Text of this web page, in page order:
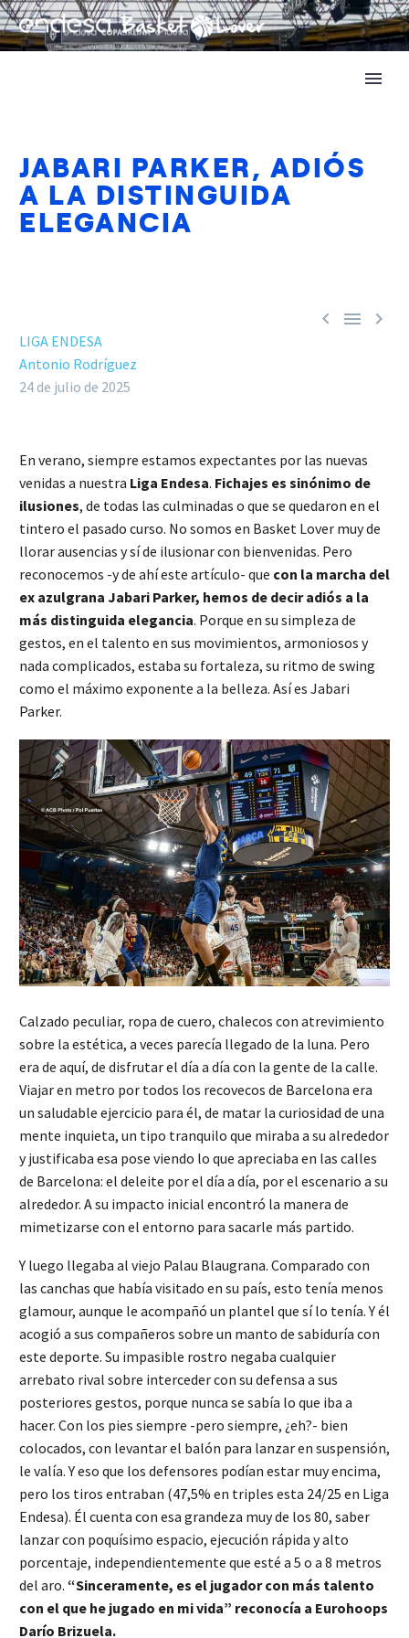
JABARI PARKER, ADIÓS
A LA DISTINGUIDA
ELEGANCIA
  
LIGA ENDESA
Antonio Rodríguez
24 de julio de 2025
En verano, siempre estamos expectantes por las nuevas
venidas a nuestra Liga Endesa. Fichajes es sinónimo de
ilusiones, de todas las culminadas o que se quedaron en el
tintero el pasado curso. No somos en Basket Lover muy de
llorar ausencias y sí de ilusionar con bienvenidas. Pero
reconocemos -y de ahí este artículo- que con la marcha del
ex azulgrana Jabari Parker, hemos de decir adiós a la
más distinguida elegancia. Porque en su simpleza de
gestos, en el talento en sus movimientos, armoniosos y
nada complicados, estaba su fortaleza, su ritmo de swing
como el máximo exponente a la belleza. Así es Jabari
Parker.
Calzado peculiar, ropa de cuero, chalecos con atrevimiento
sobre la estética, a veces parecía llegado de la luna. Pero
era de aquí, de disfrutar el día a día con la gente de la calle.
Viajar en metro por todos los recovecos de Barcelona era
un saludable ejercicio para él, de matar la curiosidad de una
mente inquieta, un tipo tranquilo que miraba a su alrededor
y justificaba esa pose viendo lo que apreciaba en las calles
de Barcelona: el deleite por el día a día, por el escenario a su
alrededor. A su impacto inicial encontró la manera de
mimetizarse con el entorno para sacarle más partido.
Y luego llegaba al viejo Palau Blaugrana. Comparado con
las canchas que había visitado en su país, esto tenía menos
glamour, aunque le acompañó un plantel que sí lo tenía. Y él
acogió a sus compañeros sobre un manto de sabiduría con
este deporte. Su impasible rostro negaba cualquier
arrebato rival sobre interceder con su defensa a sus
posteriores gestos, porque nunca se sabía lo que iba a
hacer. Con los pies siempre -pero siempre, ¿eh?- bien
colocados, con levantar el balón para lanzar en suspensión,
le valía. Y eso que los defensores podían estar muy encima,
pero los tiros entraban (47,5% en triples esta 24/25 en Liga
Endesa). Él cuenta con esa grandeza muy de los 80, saber
lanzar con poquísimo espacio, ejecución rápida y alto
porcentaje, independientemente que esté a 5 o a 8 metros
del aro. “Sinceramente, es el jugador con más talento
con el que he jugado en mi vida” reconocía a Eurohoops
Darío Brizuela.